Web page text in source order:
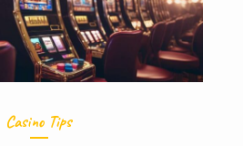
Casino Tips